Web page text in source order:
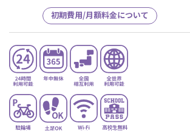
初期費用/月額料金について